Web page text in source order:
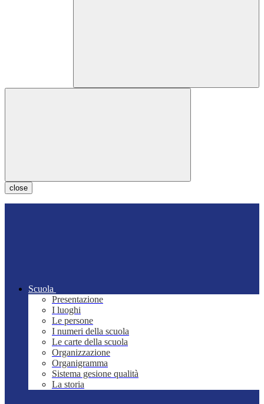
close
Scuola
Presentazione
I luoghi
Le persone
I numeri della scuola
Le carte della scuola
Organizzazione
Organigramma
Sistema gesione qualità
La storia